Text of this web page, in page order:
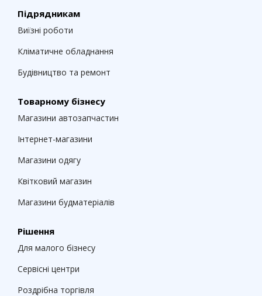
СТО та майстерням;
клінінговим компаніям;
агентствам з оренди та прокату;
магазинах побутової техніки;
пральням і хімчистках;
Зареєструйтеся та скористайтеся безкоштовним
пробним періодом, щоб оцінити всі інструменти для
інвентаризації товарів на складі та автоматизації
бізнес-процесів в RO App.
Підрядникам
Виїзні роботи
Кліматичне обладнання
Будівництво та ремонт
Товарному бізнесу
Магазини автозапчастин
Інтернет-магазини
Магазини одягу
Квітковий магазин
Магазини будматеріалів
Рішення
Для малого бізнесу
Сервісні центри
Роздрібна торгівля